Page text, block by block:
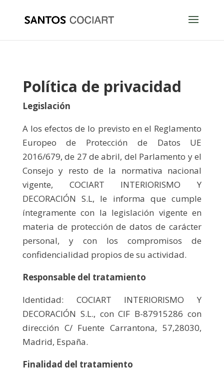
Política de privacidad
Legislación
A los efectos de lo previsto en el Reglamento
Europeo de Protección de Datos UE
2016/679, de 27 de abril, del Parlamento y el
Consejo y resto de la normativa nacional
vigente, COCIART INTERIORISMO Y
DECORACIÓN S.L, le informa que cumple
íntegramente con la legislación vigente en
materia de protección de datos de carácter
personal, y con los compromisos de
confidencialidad propios de su actividad.
Responsable del tratamiento
Identidad: COCIART INTERIORISMO Y
DECORACIÓN S.L., con CIF B-87915286 con
dirección C/ Fuente Carrantona, 57,28030,
Madrid, España.
Finalidad del tratamiento